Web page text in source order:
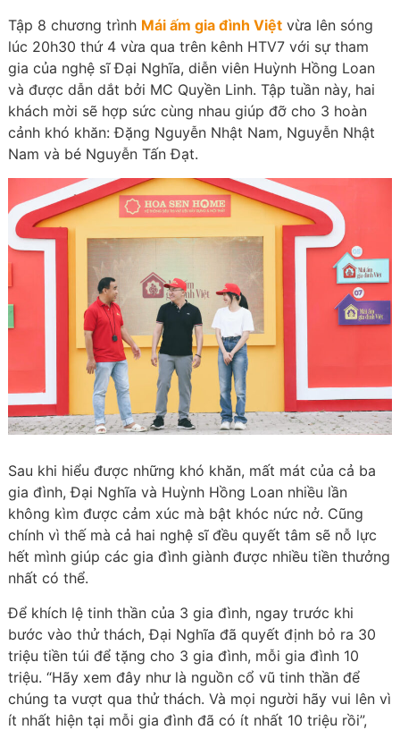
Tập 8 chương trình Mái ấm gia đình Việtvừa lên sóng
lúc 20h30 thứ 4 vừa qua trên kênh HTV7 với sự tham
gia của nghệ sĩ Đại Nghĩa, diễn viên Huỳnh Hồng Loan
và được dẫn dắt bởi MC Quyền Linh. Tập tuần này, hai
khách mời sẽ hợp sức cùng nhau giúp đỡ cho 3 hoàn
cảnh khó khăn: Đặng Nguyễn Nhật Nam, Nguyễn Nhật
Nam và bé Nguyễn Tấn Đạt.
Sau khi hiểu được những khó khăn, mất mát của cả ba
gia đình, Đại Nghĩa và Huỳnh Hồng Loan nhiều lần
không kìm được cảm xúc mà bật khóc nức nở. Cũng
chính vì thế mà cả hai nghệ sĩ đều quyết tâm sẽ nỗ lực
hết mình giúp các gia đình giành được nhiều tiền thưởng
nhất có thể.
Để khích lệ tinh thần của 3 gia đình, ngay trước khi
bước vào thử thách, Đại Nghĩa đã quyết định bỏ ra 30
triệu tiền túi để tặng cho 3 gia đình, mỗi gia đình 10
triệu. “Hãy xem đây như là nguồn cổ vũ tinh thần để
chúng ta vượt qua thử thách. Và mọi người hãy vui lên vì
ít nhất hiện tại mỗi gia đình đã có ít nhất 10 triệu rồi”,